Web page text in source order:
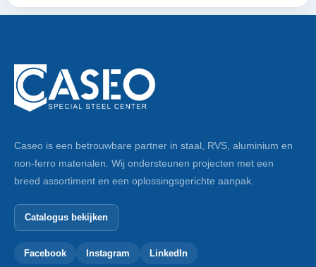
Caseo is een betrouwbare partner in staal, RVS, aluminium en
non-ferro materialen. Wij ondersteunen projecten met een
breed assortiment en een oplossingsgerichte aanpak.
Catalogus bekijken
Facebook Instagram LinkedIn